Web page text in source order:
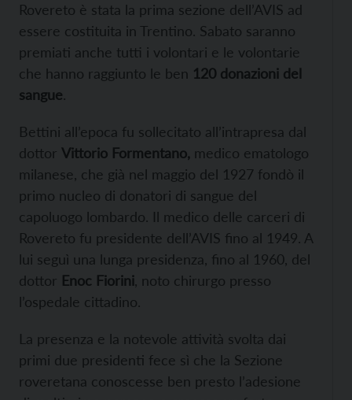
Rovereto è stata la prima sezione dell’AVIS ad
essere costituita in Trentino. Sabato saranno
premiati anche tutti i volontari e le volontarie
che hanno raggiunto le ben 120 donazioni del
sangue.
Bettini all’epoca fu sollecitato all’intrapresa dal
dottor Vittorio Formentano, medico ematologo
milanese, che già nel maggio del 1927 fondò il
primo nucleo di donatori di sangue del
capoluogo lombardo. Il medico delle carceri di
Rovereto fu presidente dell’AVIS fino al 1949. A
lui seguì una lunga presidenza, fino al 1960, del
dottor Enoc Fiorini , noto chirurgo presso
l’ospedale cittadino.
La presenza e la notevole attività svolta dai
primi due presidenti fece sì che la Sezione
roveretana conoscesse ben presto l’adesione